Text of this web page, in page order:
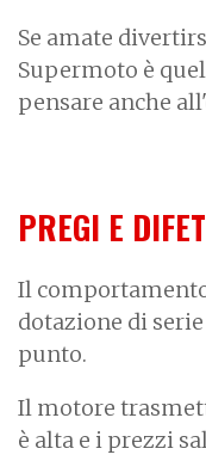
Se amate
Supermoto è
pensare anche
PREGI E
Il
dotazione di
punto.
Il motore
è alta e i prezzi